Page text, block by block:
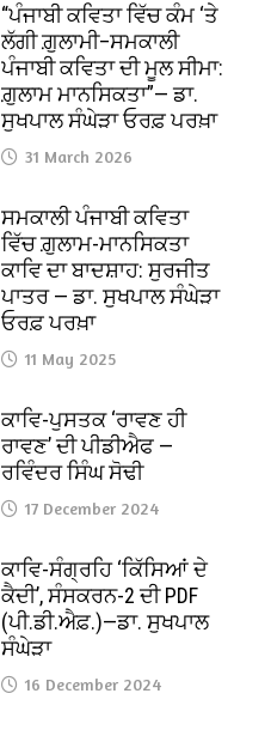
“ਪੰਜਾਬੀ ਕਵਿਤਾ ਵਿੱਚ ਕੰਮ ‘ਤੇ
ਲੱਗੀ ਗ਼ੁਲਾਮੀ–ਸਮਕਾਲੀ
ਪੰਜਾਬੀ ਕਵਿਤਾ ਦੀ ਮੂਲ ਸੀਮਾ:
ਗ਼ੁਲਾਮ ਮਾਨਸਿਕਤਾ”— ਡਾ.
ਸੁਖਪਾਲ ਸੰਘੇੜਾ ਓਰਫ਼ ਪਰਖ਼ਾ
31 March 2026
ਸਮਕਾਲੀ ਪੰਜਾਬੀ ਕਵਿਤਾ
ਵਿੱਚ ਗ਼ੁਲਾਮ-ਮਾਨਸਿਕਤਾ
ਕਾਵਿ ਦਾ ਬਾਦਸ਼ਾਹ: ਸੁਰਜੀਤ
ਪਾਤਰ — ਡਾ. ਸੁਖਪਾਲ ਸੰਘੇੜਾ
ਓਰਫ਼ ਪਰਖ਼ਾ
11 May 2025
ਕਾਵਿ-ਪੁਸਤਕ ‘ਰਾਵਣ ਹੀ
ਰਾਵਣ’ ਦੀ ਪੀਡੀਐਫ —
ਰਵਿੰਦਰ ਸਿੰਘ ਸੋਢੀ
17 December 2024
ਕਾਵਿ-ਸੰਗ੍ਰਹਿ ‘ਕਿੱਸਿਆਂ ਦੇ
ਕੈਦੀ’, ਸੰਸਕਰਨ-2 ਦੀ PDF
(ਪੀ.ਡੀ.ਐਫ਼.)—ਡਾ. ਸੁਖਪਾਲ
ਸੰਘੇੜਾ
16 December 2024